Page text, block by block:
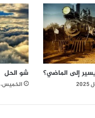
إلى الماضي؟ شو الحل
الخميس، 4 كانون الأول 2025